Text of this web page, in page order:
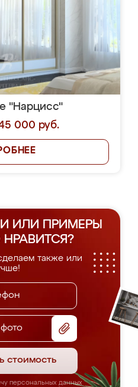
"Нарцисс"
000 руб.
ИЛИ ПРИМЕРЫ
НРАВИТСЯ?
также или
стоимость
персональных данных